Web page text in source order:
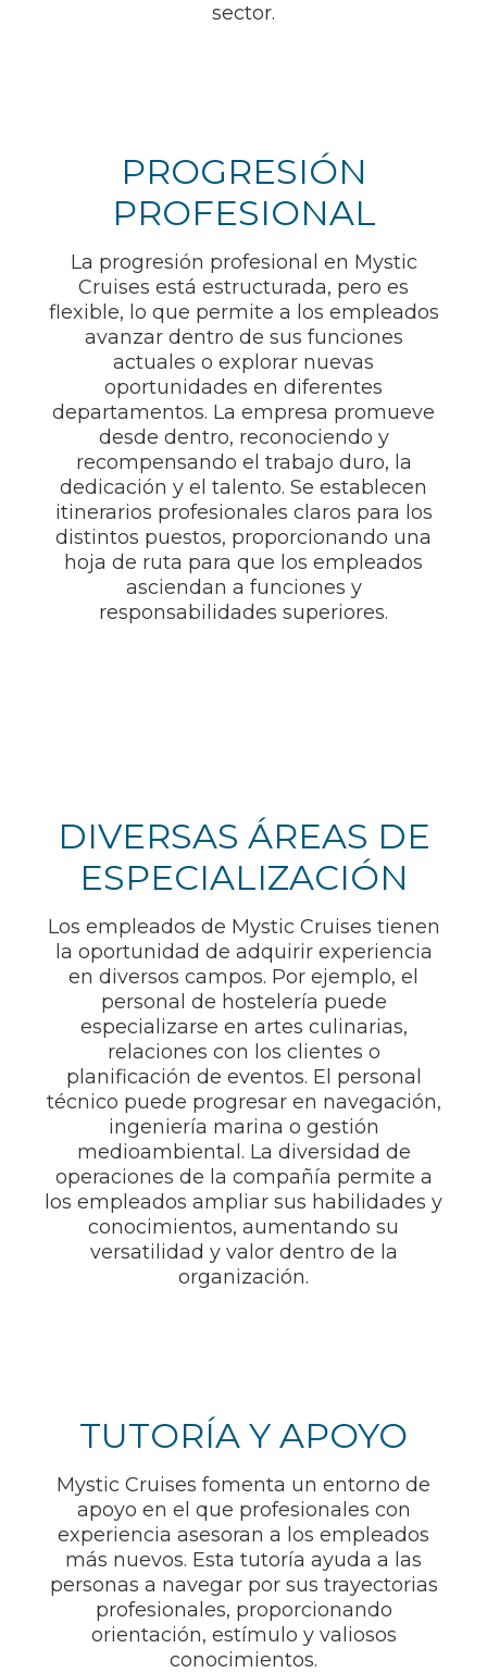
sector.
PROGRESIÓN
PROFESIONAL
La progresión profesional en Mystic
Cruises está estructurada, pero es
flexible, lo que permite a los empleados
avanzar dentro de sus funciones
actuales o explorar nuevas
oportunidades en diferentes
departamentos. La empresa promueve
desde dentro, reconociendo y
recompensando el trabajo duro, la
dedicación y el talento. Se establecen
itinerarios profesionales claros para los
distintos puestos, proporcionando una
hoja de ruta para que los empleados
asciendan a funciones y
responsabilidades superiores.
DIVERSAS ÁREAS DE
ESPECIALIZACIÓN
Los empleados de Mystic Cruises tienen
la oportunidad de adquirir experiencia
en diversos campos. Por ejemplo, el
personal de hostelería puede
especializarse en artes culinarias,
relaciones con los clientes o
planificación de eventos. El personal
técnico puede progresar en navegación,
ingeniería marina o gestión
medioambiental. La diversidad de
operaciones de la compañía permite a
los empleados ampliar sus habilidades y
conocimientos, aumentando su
versatilidad y valor dentro de la
organización.
TUTORÍA Y APOYO
Mystic Cruises fomenta un entorno de
apoyo en el que profesionales con
experiencia asesoran a los empleados
más nuevos. Esta tutoría ayuda a las
personas a navegar por sus trayectorias
profesionales, proporcionando
orientación, estímulo y valiosos
conocimientos.